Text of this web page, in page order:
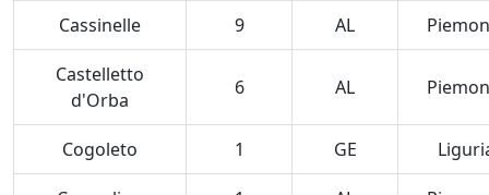
Cassinelle 9 AL
Castelletto
d'Orba
6 AL
Cogoleto 1 GE